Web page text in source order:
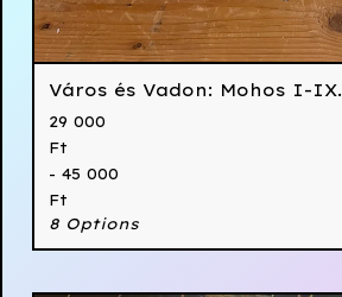
Város és Vadon: Mohos I-IX.
29 000
Ft
- 45 000
Ft
8 Options